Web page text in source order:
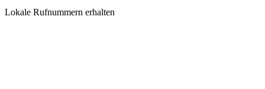
Lokale Rufnummern erhalten